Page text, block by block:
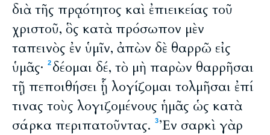
διὰ τῆς πρᾳότητος καὶ ἐπιεικείας τοῦ
χριστοῦ, ὃς κατὰ πρόσωπον μὲν
ταπεινὸς ἐν ὑμῖν, ἀπὼν δὲ θαρρῶ εἰς
ὑμᾶς·
2 δέομαι δέ, τὸ μὴ παρὼν θαρρῆσαι
τῇ πεποιθήσει ᾗ λογίζομαι τολμῆσαι ἐπί
τινας τοὺς λογιζομένους ἡμᾶς ὡς κατὰ
σάρκα περιπατοῦντας.
3Ἐν σαρκὶ γὰρ